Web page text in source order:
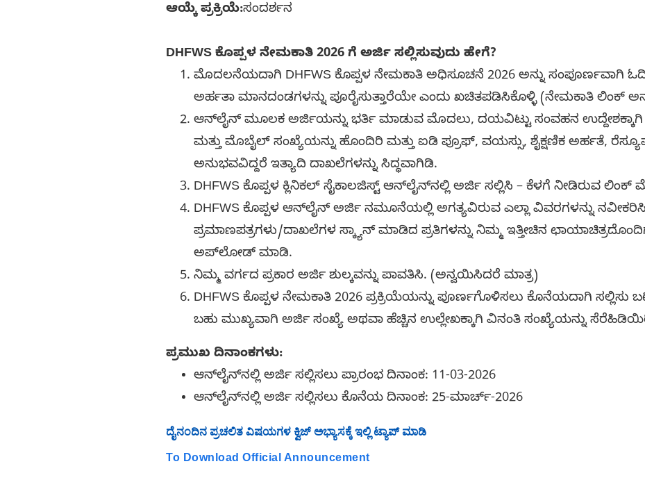
ಆಯ್ಕೆ ಪ್ರಕ್ರಿಯೆ:ಸಂದರ್ಶನ
DHFWS ಕೊಪ್ಪಳ ನೇಮಕಾತಿ 2026 ಗೆ ಅರ್ಜಿ ಸಲ್ಲಿಸುವುದು ಹೇಗೆ?
ಮೊದಲನೆಯದಾಗಿ DHFWS ಕೊಪ್ಪಳ ನೇಮಕಾತಿ ಅಧಿಸೂಚನೆ 2026 ಅನ್ನು ಸಂಪೂರ್ಣವಾಗಿ
ಅರ್ಹತಾ ಮಾನದಂಡಗಳನ್ನು ಪೂರೈಸುತ್ತಾರೆಯೇ ಎಂದು ಖಚಿತಪಡಿಸಿಕೊಳ್ಳಿ (ನೇಮಕಾತಿ ಲಿಂಕ್
ಆನ್‌ಲೈನ್ ಮೂಲಕ ಅರ್ಜಿಯನ್ನು ಭರ್ತಿ ಮಾಡುವ ಮೊದಲು, ದಯವಿಟ್ಟು ಸಂವಹನ
ಮತ್ತು ಮೊಬೈಲ್ ಸಂಖ್ಯೆಯನ್ನು ಹೊಂದಿರಿ ಮತ್ತು ಐಡಿ ಪ್ರೂಫ್, ವಯಸ್ಸು, ಶೈಕ್ಷಣಿಕ ಅರ್ಹತೆ,
ಅನುಭವವಿದ್ದರೆ ಇತ್ಯಾದಿ ದಾಖಲೆಗಳನ್ನು ಸಿದ್ಧವಾಗಿಡಿ.
DHFWS ಕೊಪ್ಪಳ ಕ್ಲಿನಿಕಲ್ ಸೈಕಾಲಜಿಸ್ಟ್ ಆನ್‌ಲೈನ್‌ನಲ್ಲಿ ಅರ್ಜಿ ಸಲ್ಲಿಸಿ – ಕೆಳಗೆ ನೀಡಿರುವ ಲಿಂಕ್
DHFWS ಕೊಪ್ಪಳ ಆನ್‌ಲೈನ್ ಅರ್ಜಿ ನಮೂನೆಯಲ್ಲಿ ಅಗತ್ಯವಿರುವ ಎಲ್ಲಾ ವಿವರಗಳನ್ನು
ಪ್ರಮಾಣಪತ್ರಗಳು/ದಾಖಲೆಗಳ ಸ್ಕ್ಯಾನ್ ಮಾಡಿದ ಪ್ರತಿಗಳನ್ನು ನಿಮ್ಮ ಇತ್ತೀಚಿನ
ಅಪ್‌ಲೋಡ್ ಮಾಡಿ.
ನಿಮ್ಮ ವರ್ಗದ ಪ್ರಕಾರ ಅರ್ಜಿ ಶುಲ್ಕವನ್ನು ಪಾವತಿಸಿ. (ಅನ್ವಯಿಸಿದರೆ ಮಾತ್ರ)
DHFWS ಕೊಪ್ಪಳ ನೇಮಕಾತಿ 2026 ಪ್ರಕ್ರಿಯೆಯನ್ನು ಪೂರ್ಣಗೊಳಿಸಲು ಕೊನೆಯದಾಗಿ
ಬಹು ಮುಖ್ಯವಾಗಿ ಅರ್ಜಿ ಸಂಖ್ಯೆ ಅಥವಾ ಹೆಚ್ಚಿನ ಉಲ್ಲೇಖಕ್ಕಾಗಿ ವಿನಂತಿ ಸಂಖ್ಯೆಯನ್ನು
ಪ್ರಮುಖ ದಿನಾಂಕಗಳು:
ಆನ್‌ಲೈನ್‌ನಲ್ಲಿ ಅರ್ಜಿ ಸಲ್ಲಿಸಲು ಪ್ರಾರಂಭ ದಿನಾಂಕ: 11-03-2026
ಆನ್‌ಲೈನ್‌ನಲ್ಲಿ ಅರ್ಜಿ ಸಲ್ಲಿಸಲು ಕೊನೆಯ ದಿನಾಂಕ: 25-ಮಾರ್ಚ್-2026
ದೈನಂದಿನ ಪ್ರಚಲಿತ ವಿಷಯಗಳ ಕ್ವಿಜ್ ಅಭ್ಯಾಸಕ್ಕೆ ಇಲ್ಲಿ ಟ್ಯಾಪ್ ಮಾಡಿ
To Download Official Announcement